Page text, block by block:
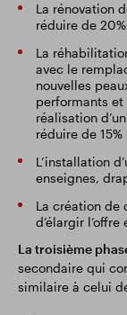
La rénovation
réduire de
La
avec le
nouvelles
performants
réalisation
réduire de
L’installation
enseignes,
La création de
d’élargir
La troisième
secondaire qui
similaire à celui